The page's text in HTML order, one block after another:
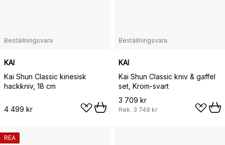
Beställningsvara
KAI
Kai Shun Classic kinesisk
hackkniv, 18 cm
4 499 kr
Beställningsvara
KAI
Kai Shun Classic kniv & gaffel
set, Krom-svart
3 709 kr
Rek. 3 749 kr
REA